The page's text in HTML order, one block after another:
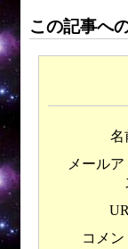
この記事へ
名
メールア
コメン